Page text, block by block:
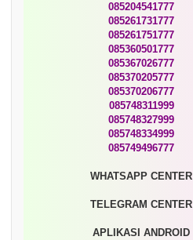
085204541777
085261731777
085261751777
085360501777
085367026777
085370205777
085370206777
085748311999
085748327999
085748334999
085749496777
WHATSAPP CENTER
TELEGRAM CENTER
APLIKASI ANDROID